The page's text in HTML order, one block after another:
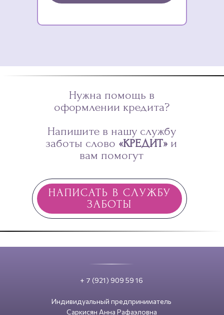
Нужна помощь в
оформлении кредита?
Напишите в нашу службу
заботы слово «КРЕДИТ» и
вам помогут
НАПИСАТЬ В СЛУЖБУ
ЗАБОТЫ
+ 7 (921) 909 59 16
Индивидуальный предприниматель
Саркисян Анна Рафаэловна